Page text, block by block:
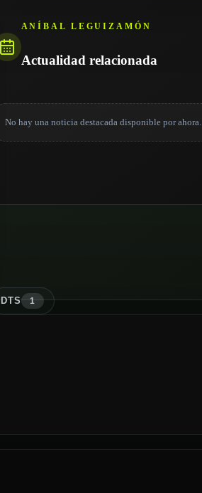
ANÍBAL LEGUIZAMÓN
Actualidad relacionada
No hay una noticia destacada disponible por ahora.
DTS 1